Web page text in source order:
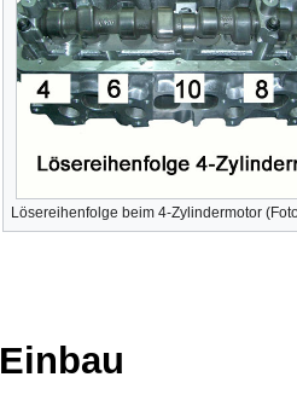
Lösereihenfolge beim 4-Zylindermotor
Einbau